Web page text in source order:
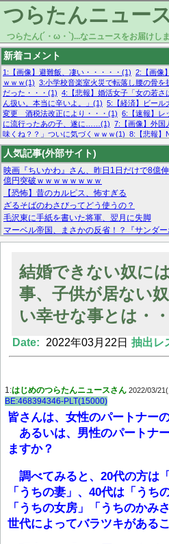
つらたんニュー
つらたん(´・ω・`)...なニュースをお届けし
新着コメント
1:【画像】避難飯、凄い・・・・・(1) 2:【画像
ｗｗｗ(1) 3:小学校音楽室火災で転落し腰の骨を
だった・・・(1) 4:【悲報】婚活女子「女の若さ
ん扱い。本当に辛いよ。」(1) 5:【経済】ビール
変更 酒税法改正により・・・(1) 6:【速報】レ
に流行ったあの子、遂に……(1) 7:【画像】外国
味くね？？」ついに気づくｗｗｗ(1) 8:【悲報】
る・・・(1) 9:欧州委員長「原発縮小は間違いで
足、限界突破 52%「正社員も足りてません…」
人気記事(外部サイト)
映画『ちいかわ』さん、昨日1日だけで8億
億円突破ｗｗｗｗｗｗｗｗ
【恐怖】昔のカルピス、怖すぎる
ざるそばのわさびってどう使うの？
毛沢東に手紙を書いた将軍、翌月に失脚
マーベル帝国、まさかの反省！？『サンダ
ニーCEOの「量より質」宣言の裏で渦巻く
【モー娘。石田亜佑美】ファーストテイク
位に
【画像あり】FacebookとかTwitterで拾った
Powered by livedoor 相互RSS
結婚できない奴に
事、子供が居ない
い幸せな事とは・・
Date: 2022年03月22日 抽出レ
1:はじめのつらたんニュースさん 2022/03/
BE:468394346-PLT(15000)
皆さんは、女性のパートナー
あるいは、男性のパートナ
ますか？
調べてみると、20代の方は
「うちの妻」、40代は「うち
「うちの女房」「うちのかみ
世代によってバラツキがある